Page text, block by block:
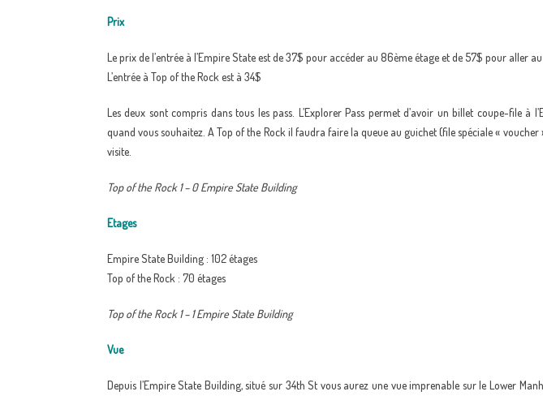
Prix
Le prix de l’entrée à l’Empire State est de 37$ pour accéder au 86ème étage et de 57$ pour aller au
L’entrée à Top of the Rock est à 34$
Les deux sont compris dans tous les pass. L’Explorer Pass permet d’avoir un billet coupe-file à
quand vous souhaitez. A Top of the Rock il faudra faire la queue au guichet (file spéciale « voucher
visite.
Top of the Rock 1 – 0 Empire State Building
Etages
Empire State Building : 102 étages
Top of the Rock : 70 étages
Top of the Rock 1 – 1 Empire State Building
Vue
Depuis l’Empire State Building, situé sur 34th St vous aurez une vue imprenable sur le Lower